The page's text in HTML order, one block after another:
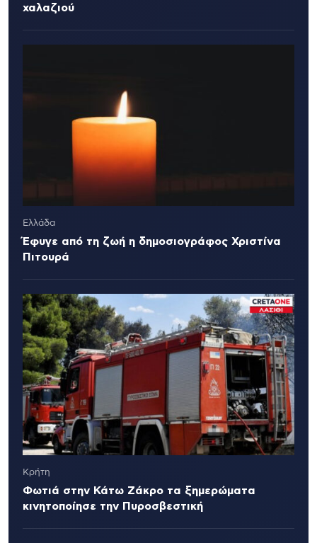
χαλαζιού
Ελλάδα
Έφυγε από τη ζωή η δημοσιογράφος Χριστίνα
Πιτουρά
Κρήτη
Φωτιά στην Κάτω Ζάκρο τα ξημερώματα
κινητοποίησε την Πυροσβεστική